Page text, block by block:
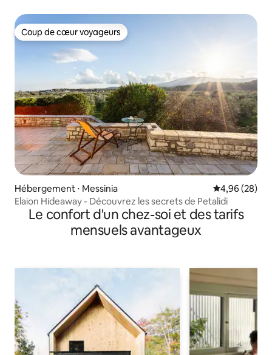
Coup de cœur voyageurs
Coup de cœur voyageurs
Hébergement ⋅ Messinia Évaluation
4,96 (28)
Elaion Hideaway - Découvrez les secrets de Petalidi
Le confort d'un chez-soi et des tarifs
mensuels avantageux